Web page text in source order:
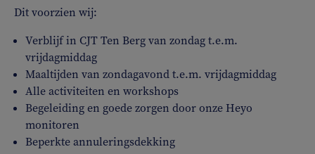
Dit voorzien wij:
Verblijf in CJT Ten Berg van zondag t.e.m.
vrijdagmiddag
Maaltijden van zondagavond t.e.m. vrijdagmiddag
Alle activiteiten en workshops
Begeleiding en goede zorgen door onze Heyo
monitoren
Beperkte annuleringsdekking